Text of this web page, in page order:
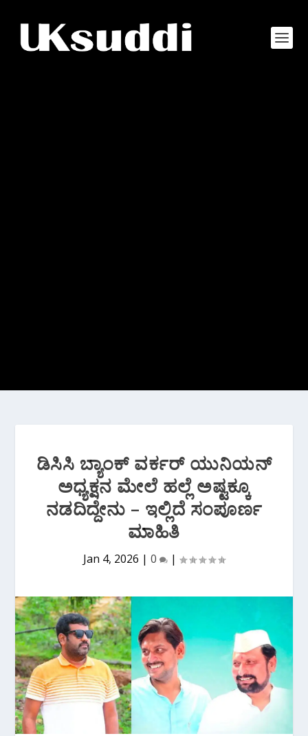
ಡಿಸಿಸಿ ಬ್ಯಾಂಕ್ ವರ್ಕರ್ ಯುನಿಯನ್
ಅಧ್ಯಕ್ಷನ ಮೇಲೆ ಹಲ್ಲೆ ಅಷ್ಟಕ್ಕೂ
ನಡದಿದ್ದೇನು – ಇಲ್ಲಿದೆ ಸಂಪೂರ್ಣ
ಮಾಹಿತಿ
Jan 4, 2026 | 0 |